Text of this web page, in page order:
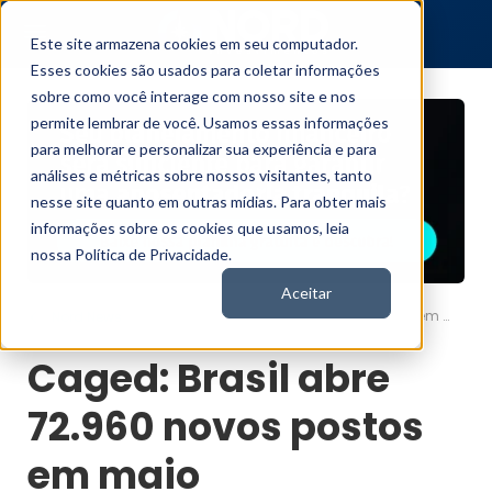
Este site armazena cookies em seu computador.
Esses cookies são usados para coletar informações
sobre como você interage com nosso site e nos
permite lembrar de você. Usamos essas informações
para melhorar e personalizar sua experiência e para
análises e métricas sobre nossos visitantes, tanto
nesse site quanto em outras mídias. Para obter mais
informações sobre os cookies que usamos, leia
nossa Política de Privacidade.
Aceitar
Caged: Brasil abre 72.960 novos postos em maio
Caged: Brasil abre
72.960 novos postos
em maio